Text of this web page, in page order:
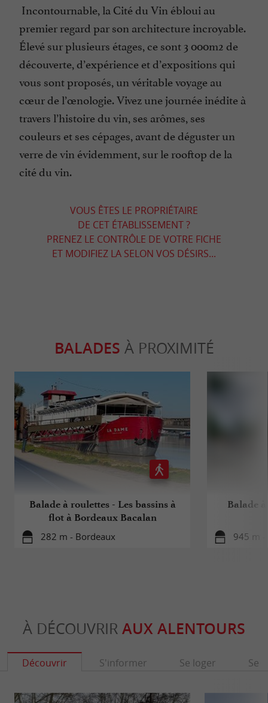
Incontournable, la Cité du Vin ébloui au
premier regard par son architecture incroyable.
Élevé sur plusieurs étages, ce sont 3 000m2 de
découverte, d’expérience et d’expositions qui
vous sont proposés, un véritable voyage au
cœur de l’œnologie. Vivez une journée inédite à
travers l’histoire du vin, ses arômes, ses
couleurs et ses cépages, avant de déguster un
verre de vin évidemment, sur le rooftop de la
cité du vin.
VOUS ÊTES LE PROPRIÉTAIRE
DE CET ÉTABLISSEMENT ?
PRENEZ LE CONTRÔLE DE VOTRE FICHE
ET MODIFIEZ LA SELON VOS DÉSIRS...
BALADES À PROXIMITÉ
Balade à roulettes - Les bassins à
flot à Bordeaux Bacalan
282 m - Bordeaux
Balade
945 m -
À DÉCOUVRIR AUX ALENTOURS
Découvrir S'informer Se loger Se